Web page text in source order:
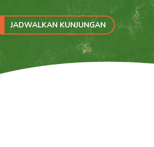
JADWALKAN KUNJUNGAN